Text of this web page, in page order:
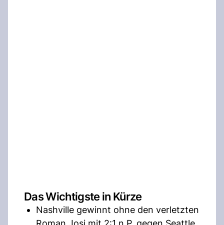
Das Wichtigste in Kürze
Nashville gewinnt ohne den verletzten